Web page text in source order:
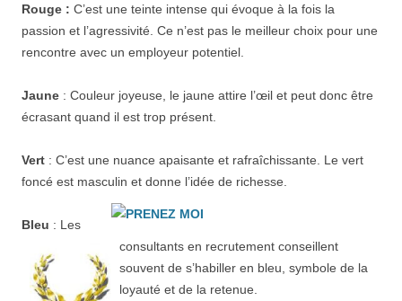
Rouge : C’est une teinte intense qui évoque à la fois la
passion et l’agressivité. Ce n’est pas le meilleur choix pour une
rencontre avec un employeur potentiel.
Jaune : Couleur joyeuse, le jaune attire l’œil et peut donc être
écrasant quand il est trop présent.
Vert : C’est une nuance apaisante et rafraîchissante. Le vert
foncé est masculin et donne l’idée de richesse.
Bleu : Les
consultants en recrutement conseillent
souvent de s’habiller en bleu, symbole de la
loyauté et de la retenue.